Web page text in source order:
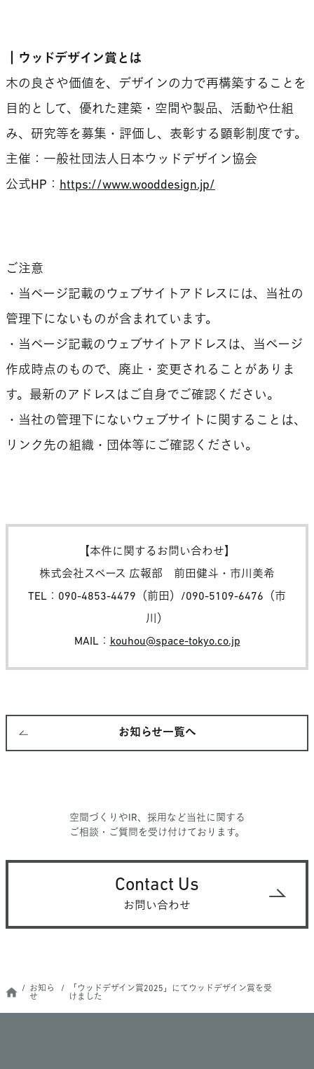
┃ウッドデザイン賞とは
木の良さや価値を、デザインの力で再構築することを
目的として、優れた建築・空間や製品、活動や仕組
み、研究等を募集・評価し、表彰する顕彰制度です。
主催：一般社団法人日本ウッドデザイン協会
公式HP： https://www.wooddesign.jp/
ご注意
・当ページ記載のウェブサイトアドレスには、当社の
管理下にないものが含まれています。
・当ページ記載のウェブサイトアドレスは、当ページ
作成時点のもので、廃止・変更されることがありま
す。最新のアドレスはご自身でご確認ください。
・当社の管理下にないウェブサイトに関することは、
リンク先の組織・団体等にご確認ください。
【本件に関するお問い合わせ】
株式会社スペース 広報部 前田健斗・市川美希
TEL：090-4853-4479（前田）/090-5109-6476（市
川）
MAIL： kouhou@space-tokyo.co.jp
お知らせ一覧へ
空間づくりやIR、採用など当社に関する
ご相談・ご質問を受け付けております。
Contact Us
お問い合わせ
お知ら
せ
「ウッドデザイン賞2025」にてウッドデザイン賞を受
けました